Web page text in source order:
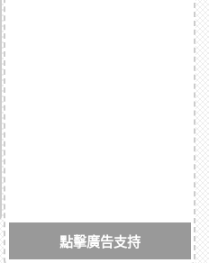
點擊廣告支持